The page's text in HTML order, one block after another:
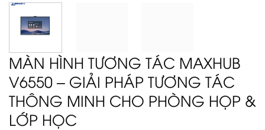
MÀN HÌNH TƯƠNG TÁC MAXHUB
V6550 – GIẢI PHÁP TƯƠNG TÁC
THÔNG MINH CHO PHÒNG HỌP &
LỚP HỌC